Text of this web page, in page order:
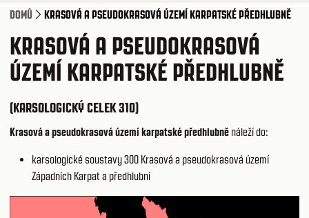
DOMŮ KRASOVÁ A PSEUDOKRASOVÁ ÚZEMÍ KARPATSKÉ PŘEDHLUBNĚ
KRASOVÁ A PSEUDOKRASOVÁ
ÚZEMÍ KARPATSKÉ PŘEDHLUBNĚ
(KARSOLOGICKÝ CELEK 310)
Krasová a pseudokrasová území karpatské předhlubně náleží do:
karsologické soustavy 300 Krasová a pseudokrasová území
Západních Karpat a předhlubní